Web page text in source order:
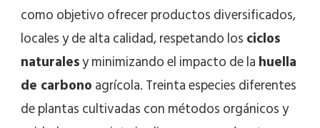
como objetivo ofrecer productos diversificados,
locales y de alta calidad, respetando losciclos
naturalesy minimizando el impacto de lahuella
de carbonoagrícola. Treinta especies diferentes
de plantas cultivadas con métodos orgánicos y